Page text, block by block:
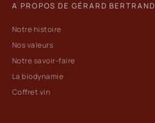
A PROPOS DE GÉRARD BERTRAND
Notre histoire
Nos valeurs
Notre savoir-faire
La biodynamie
Coffret vin